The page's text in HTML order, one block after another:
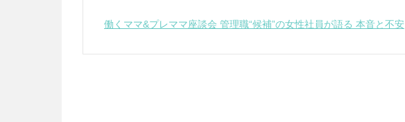
働くママ&プレママ座談会 管理職“候補”の女性社員が語る 本音と不安